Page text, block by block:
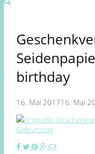
birthday
16. Mai 201716. Mai